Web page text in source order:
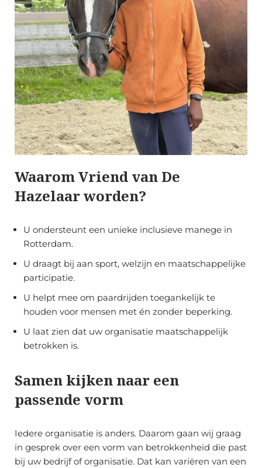
Waarom Vriend van De
Hazelaar worden?
U ondersteunt een unieke inclusieve manege in
Rotterdam.
U draagt bij aan sport, welzijn en maatschappelijke
participatie.
U helpt mee om paardrijden toegankelijk te
houden voor mensen met én zonder beperking.
U laat zien dat uw organisatie maatschappelijk
betrokken is.
Samen kijken naar een
passende vorm
Iedere organisatie is anders. Daarom gaan wij graag
in gesprek over een vorm van betrokkenheid die past
bij uw bedrijf of organisatie. Dat kan variëren van een